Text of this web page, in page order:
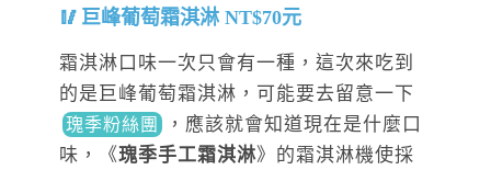
巨峰葡萄霜淇淋 NT$70元
霜淇淋口味一次只會有一種，這次來吃到
的是巨峰葡萄霜淇淋，可能要去留意一下
瑰季粉絲團
，應該就會知道現在是什麼口
味，《瑰季手工霜淇淋》的霜淇淋機使採